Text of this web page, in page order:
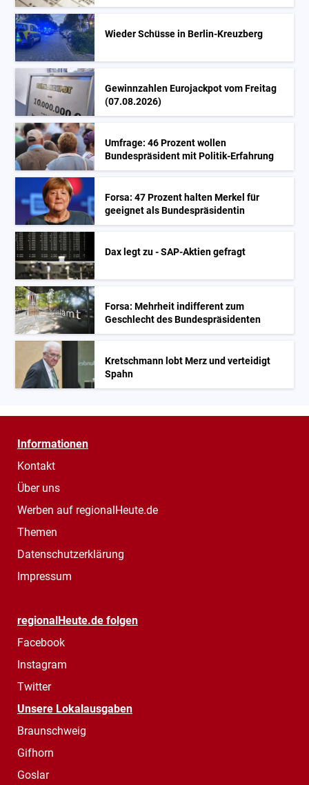
Wieder Schüsse in Berlin-Kreuzberg
Gewinnzahlen Eurojackpot vom Freitag
(07.08.2026)
Umfrage: 46 Prozent wollen
Bundespräsident mit Politik-Erfahrung
Forsa: 47 Prozent halten Merkel für
geeignet als Bundespräsidentin
Dax legt zu - SAP-Aktien gefragt
Forsa: Mehrheit indifferent zum
Geschlecht des Bundespräsidenten
Kretschmann lobt Merz und verteidigt
Spahn
Informationen
Kontakt
Über uns
Werben auf regionalHeute.de
Themen
Datenschutzerklärung
Impressum
regionalHeute.de folgen
Facebook
Instagram
Twitter
Unsere Lokalausgaben
Braunschweig
Gifhorn
Goslar